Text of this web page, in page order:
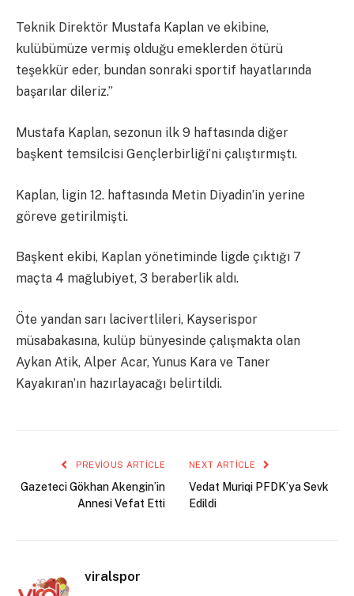
Teknik Direktör Mustafa Kaplan ve ekibine,
kulübümüze vermiş olduğu emeklerden ötürü
teşekkür eder, bundan sonraki sportif hayatlarında
başarılar dileriz.”
Mustafa Kaplan, sezonun ilk 9 haftasında diğer
başkent temsilcisi Gençlerbirliği’ni çalıştırmıştı.
Kaplan, ligin 12. haftasında Metin Diyadin’in yerine
göreve getirilmişti.
Başkent ekibi, Kaplan yönetiminde ligde çıktığı 7
maçta 4 mağlubiyet, 3 beraberlik aldı.
Öte yandan sarı lacivertlileri, Kayserispor
müsabakasına, kulüp bünyesinde çalışmakta olan
Aykan Atik, Alper Acar, Yunus Kara ve Taner
Kayakıran’ın hazırlayacağı belirtildi.
PREVIOUS ARTICLE
Gazeteci Gökhan Akengin’in
Annesi Vefat Etti
NEXT ARTICLE
Vedat Muriqi PFDK’ya Sevk
Edildi
viralspor